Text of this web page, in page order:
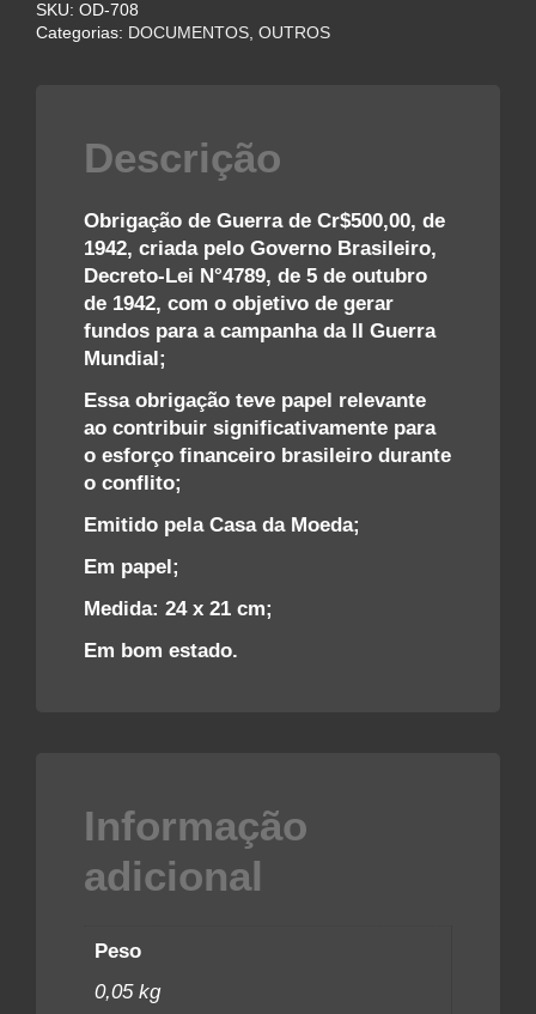
CR$500,00
–
GUERRA
SKU: OD-708
Categorias: DOCUMENTOS, OUTROS
Descrição
Obrigação de Guerra de Cr$500,00, de
1942, criada pelo Governo Brasileiro,
Decreto-Lei N°4789, de 5 de outubro
de 1942, com o objetivo de gerar
fundos para a campanha da II Guerra
Mundial;
Essa obrigação teve papel relevante
ao contribuir significativamente para
o esforço financeiro brasileiro durante
o conflito;
Emitido pela Casa da Moeda;
Em papel;
Medida: 24 x 21 cm;
Em bom estado.
Informação
adicional
Peso
0,05 kg